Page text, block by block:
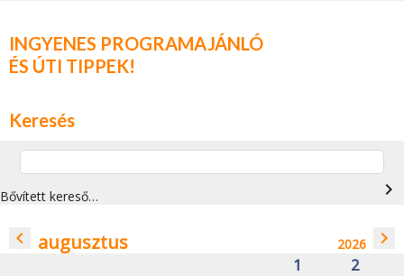
INGYENES PROGRAMAJÁNLÓ
ÉS ÚTI TIPPEK!
Keresés
Bővített kereső… navigate_next
navigate_before augusztus 2026 navigate_next
1
2